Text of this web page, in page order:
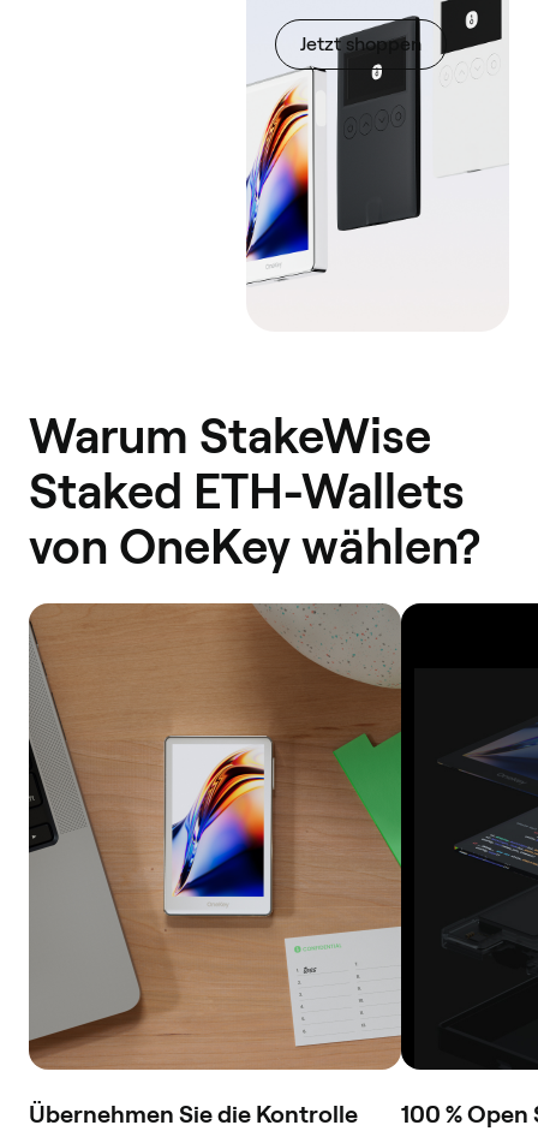
Jetzt shoppen
Warum StakeWise
Staked ETH-Wallets
von OneKey wählen?
Übernehmen Sie die Kontrolle
100 %